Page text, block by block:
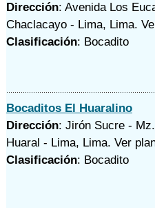
Dirección: Avenida Los
Chaclacayo - Lima, Lima.
Clasificación: Bocadito
Bocaditos El Huaralino
Dirección: Jirón Sucre -
Huaral - Lima, Lima. Ver
Clasificación: Bocadito